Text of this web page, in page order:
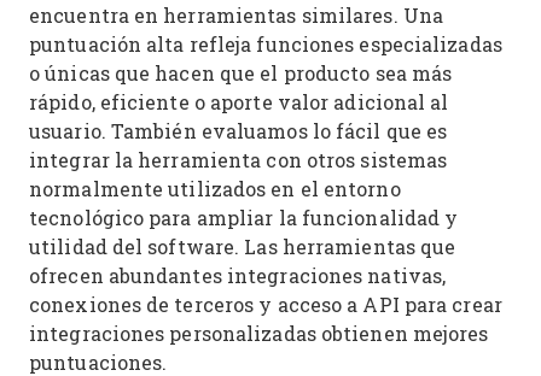
encuentra en herramientas similares. Una
puntuación alta refleja funciones especializadas
o únicas que hacen que el producto sea más
rápido, eficiente o aporte valor adicional al
usuario. También evaluamos lo fácil que es
integrar la herramienta con otros sistemas
normalmente utilizados en el entorno
tecnológico para ampliar la funcionalidad y
utilidad del software. Las herramientas que
ofrecen abundantes integraciones nativas,
conexiones de terceros y acceso a API para crear
integraciones personalizadas obtienen mejores
puntuaciones.